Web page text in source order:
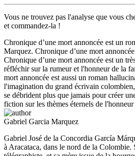
Vous ne trouvez pas l'analyse que vous
et commandez-la !
Chronique d’une mort annoncée est un
Marquez. Chronique d’une mort
Chronique d’une mort annoncée est un
réfléchir sur la rumeur et l'honneur de la
mort annoncée est aussi un roman
l'imagination du grand écrivain
se débrident plus que jamais pour créer
fiction sur les thèmes éternels de
Gabriel Garcia Marquez
Gabriel José de la Concordia García
à Aracataca, dans le nord de la Colombie.